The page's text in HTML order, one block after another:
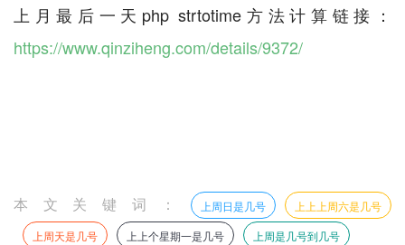
上月最后一天php strtotime方法计算链接：
https://www.qinziheng.com/details/9372/
本文关键词： 上周日是几号
上上上周六是几号
上周天是几号
上上个星期一是几号
上周是几号到几号